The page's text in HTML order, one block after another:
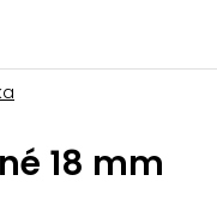
18 mm